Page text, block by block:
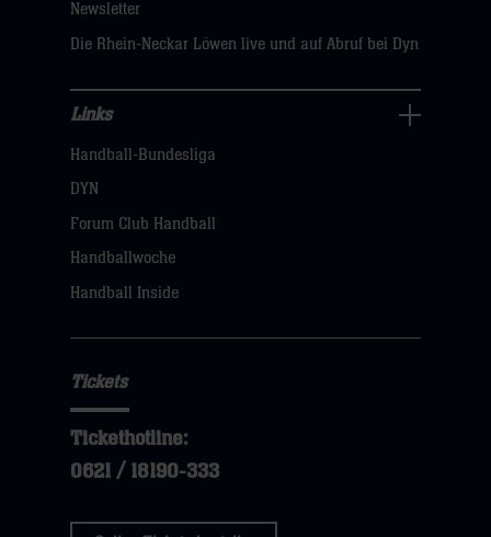
hier
Newsletter
Die Rhein-Neckar Löwen live und auf Abruf bei Dyn
Navigation
öffnen,
dann
klicken
Links
Handball-Bundesliga
DYN
Forum Club Handball
Handballwoche
Handball Inside
Tickets
Tickethotline:
0621 / 18190-333